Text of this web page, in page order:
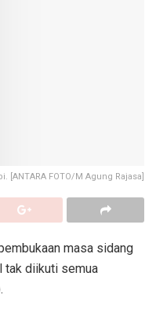
[ANTARA FOTO/M Agung Rajasa]
masa sidang
tak diikuti semua